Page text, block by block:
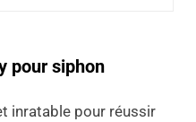
pour siphon
inratable pour réussir